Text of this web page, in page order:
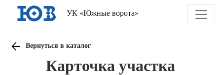
УК «Южные ворота»
Вернуться в каталог
Карточка участка